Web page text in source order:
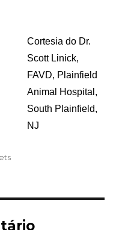
Cortesia do Dr.
Scott Linick,
FAVD, Plainfield
Animal Hospital,
South Plainfield,
NJ